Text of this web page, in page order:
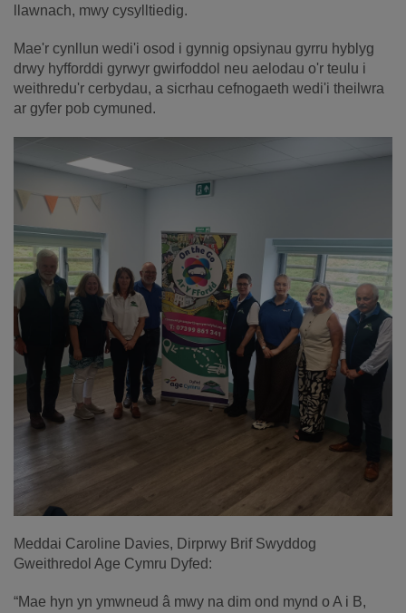
llawnach, mwy cysylltiedig.
Mae'r cynllun wedi'i osod i gynnig opsiynau gyrru hyblyg
drwy hyfforddi gyrwyr gwirfoddol neu aelodau o'r teulu i
weithredu'r cerbydau, a sicrhau cefnogaeth wedi'i theilwra
ar gyfer pob cymuned.
Meddai Caroline Davies, Dirprwy Brif Swyddog
Gweithredol Age Cymru Dyfed:
“Mae hyn yn ymwneud â mwy na dim ond mynd o A i B,